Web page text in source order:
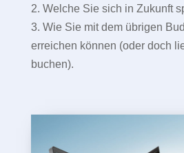
2. Welche Sie sich in Zukunft
3. Wie Sie mit dem übrigen
erreichen können (oder doch
buchen).